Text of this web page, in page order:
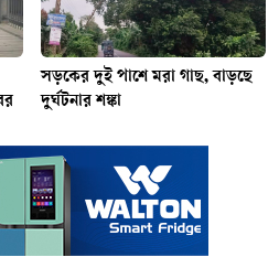
সড়কের দুই পাশে মরা গাছ, বাড়ছে
দুর্ঘটনার শঙ্কা